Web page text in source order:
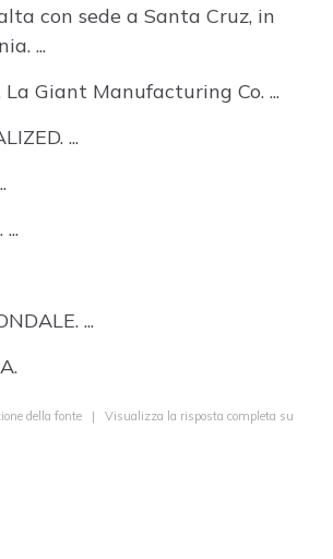
con sede a Santa Cruz, in
...
La Giant Manufacturing Co. ...
...
...
della fonte | Visualizza la risposta completa su